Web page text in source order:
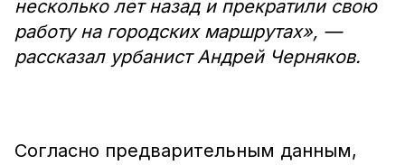
несколько лет назад и прекратили свою
работу на городских маршрутах», —
рассказал урбанист Андрей Черняков.
Согласно предварительным данным,